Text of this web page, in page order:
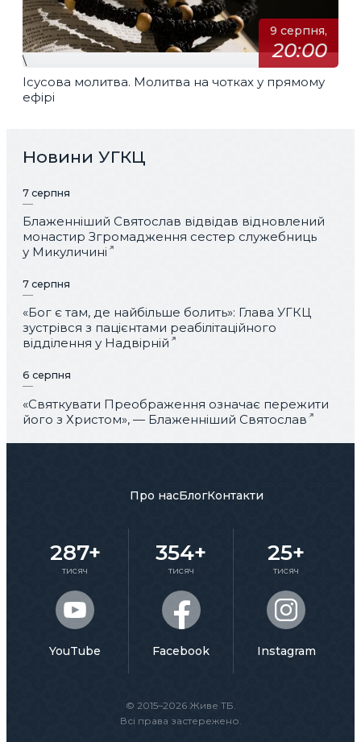
9 серпня,
20:00
\
Ісусова молитва. Молитва на чотках у прямому
ефірі
Новини УГКЦ
7 серпня
Блаженніший Святослав відвідав відновлений
монастир Згромадження сестер служебниць
у Микуличині
7 серпня
«Бог є там, де найбільше болить»: Глава УГКЦ
зустрівся з пацієнтами реабілітаційного
відділення у Надвірній
6 серпня
«Святкувати Преображення означає пережити
його з Христом», — Блаженніший Святослав
© 2015–2026 Живе ТБ.
Всі права застережено.
Про насБлогКонтакти
287+
тисяч
YouTube
354+
тисяч
Facebook
25+
тисяч
Instagram